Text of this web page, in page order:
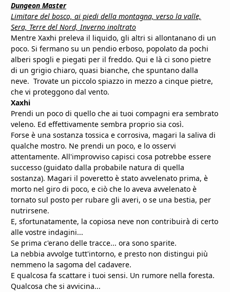
Dungeon Master
Limitare del bosco, ai piedi della montagna, verso la valle,
Sera, Terre del Nord, Inverno inoltrato
Mentre Xaxhi preleva il liquido, gli altri si allontanano di un
poco. Si fermano su un pendio erboso, popolato da pochi
alberi spogli e piegati per il freddo. Qui e là ci sono pietre
di un grigio chiaro, quasi bianche, che spuntano dalla
neve. Trovate un piccolo spiazzo in mezzo a cinque pietre,
che vi proteggono dal vento.
Xaxhi
Prendi un poco di quello che ai tuoi compagni era sembrato
veleno. Ed effettivamente sembra proprio sia così.
Forse è una sostanza tossica e corrosiva, magari la saliva di
qualche mostro. Ne prendi un poco, e lo osservi
attentamente. All'improvviso capisci cosa potrebbe essere
successo (guidato dalla probabile natura di quella
sostanza). Magari il poveretto è stato avvelenato prima, è
morto nel giro di poco, e ciò che lo aveva avvelenato è
tornato sul posto per rubare gli averi, o se una bestia, per
nutrirsene.
E, sfortunatamente, la copiosa neve non contribuirà di certo
alle vostre indagini...
Se prima c'erano delle tracce... ora sono sparite.
La nebbia avvolge tutt'intorno, e presto non distingui più
nemmeno la sagoma del cadavere.
E qualcosa fa scattare i tuoi sensi. Un rumore nella foresta.
Qualcosa che si avvicina...